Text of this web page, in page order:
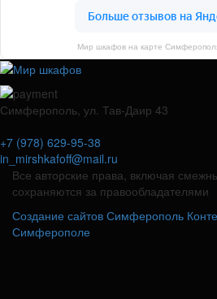
Мир шкафов на карте
Симферополь, ул. Тав-Даир 43
+7 (978) 629-95-38
in_mirshkafoff@mail.ru
Все авторские права, включая
сохраняются за правообладателями
Создание сайтов Симферополь
Симферополе